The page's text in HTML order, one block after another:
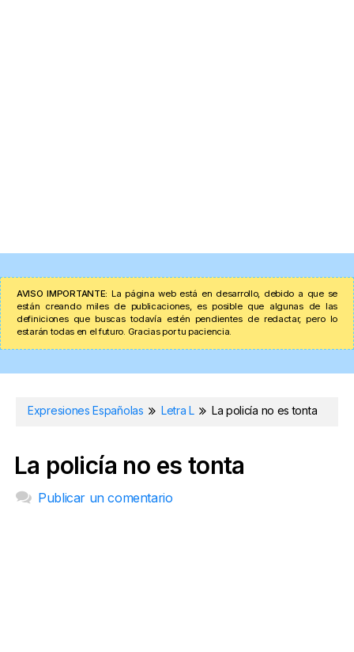
AVISO IMPORTANTE: La página web está en desarrollo, debido a que se
están creando miles de publicaciones, es posible que algunas de las
definiciones que buscas todavía estén pendientes de redactar, pero lo
estarán todas en el futuro. Gracias por tu paciencia.
Expresiones Españolas Letra L La policía no es tonta
La policía no es tonta
Publicar un comentario